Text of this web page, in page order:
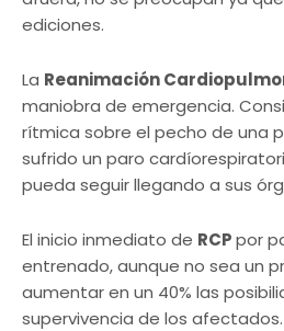
ediciones.
La Reanimación
maniobra de emergencia.
rítmica sobre el pecho de una
sufrido un paro
pueda seguir llegando a sus
El inicio inmediato de RCPpor
entrenado, aunque no sea un
aumentar en un 40% las
supervivencia de los afectados.